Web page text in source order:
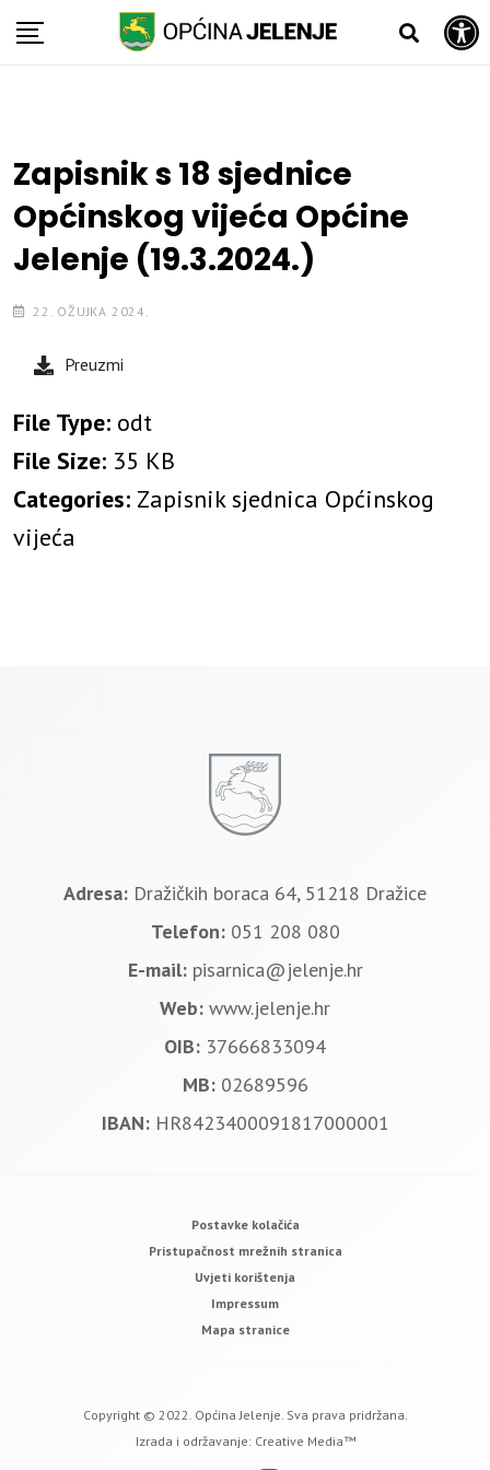
Open toolbar
Skip
Zapisnik s 18 sjednice
Općinskog vijeća Općine
Jelenje (19.3.2024.)
22. OŽUJKA 2024.
Preuzmi
File Type: odt
File Size: 35 KB
Categories: Zapisnik sjednica Općinskog
vijeća
Adresa: Dražičkih boraca 64, 51218 Dražice
Telefon: 051 208 080
E-mail: pisarnica@jelenje.hr
Web: www.jelenje.hr
OIB: 37666833094
MB: 02689596
IBAN: HR8423400091817000001
Postavke kolačića
Pristupačnost mrežnih stranica
Uvjeti korištenja
Impressum
Mapa stranice
Copyright © 2022. Općina Jelenje. Sva prava pridržana.
Izrada i održavanje: Creative Media™